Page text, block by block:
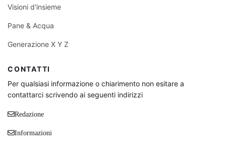
Visioni d'insieme
Pane & Acqua
Generazione X Y Z
CONTATTI
Per qualsiasi informazione o chiarimento non esitare a
contattarci scrivendo ai seguenti indirizzi
Redazione
Informazioni